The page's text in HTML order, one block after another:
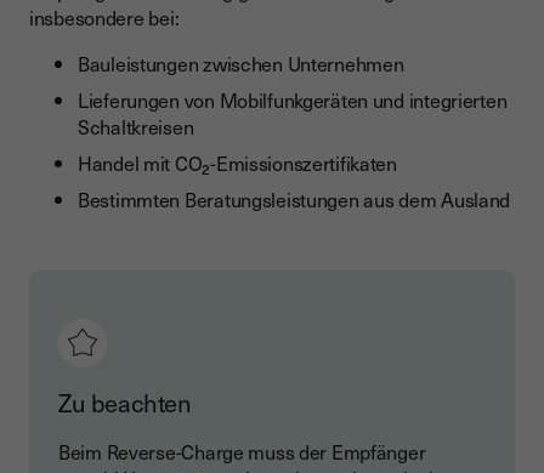
insbesondere bei:
Bauleistungen zwischen Unternehmen
Lieferungen von Mobilfunkgeräten und integrierten
Schaltkreisen
Handel mit CO₂-Emissionszertifikaten
Bestimmten Beratungsleistungen aus dem Ausland
Zu beachten
Beim Reverse-Charge muss der Empfänger